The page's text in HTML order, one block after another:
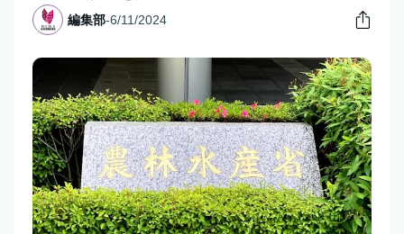
編集部-6/11/2024